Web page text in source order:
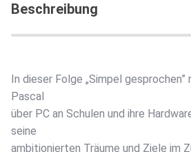
Beschreibung
In dieser Folge „Simpel gesprochen”
Pascal
über PC an Schulen und ihre
seine
ambitionierten Träume und Ziele im